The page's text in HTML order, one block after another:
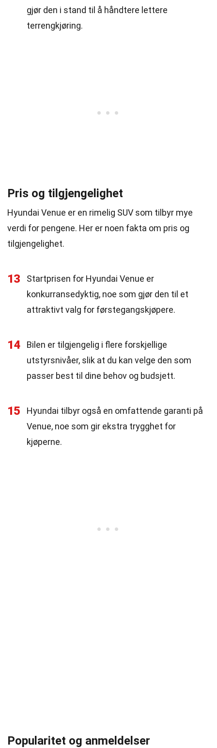
gjør den i stand til å håndtere lettere
terrengkjøring.
Pris og tilgjengelighet
Hyundai Venue er en rimelig SUV som tilbyr mye
verdi for pengene. Her er noen fakta om pris og
tilgjengelighet.
13
Startprisen for Hyundai Venue er
konkurransedyktig, noe som gjør den til et
attraktivt valg for førstegangskjøpere.
14
Bilen er tilgjengelig i flere forskjellige
utstyrsnivåer, slik at du kan velge den som
passer best til dine behov og budsjett.
15
Hyundai tilbyr også en omfattende garanti på
Venue, noe som gir ekstra trygghet for
kjøperne.
Popularitet og anmeldelser